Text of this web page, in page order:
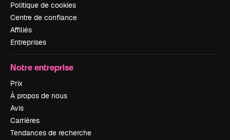
Politique de cookies
Centre de confiance
Affiliés
Entreprises
Notre entreprise
Prix
À propos de nous
Avis
Carrières
Tendances de recherche